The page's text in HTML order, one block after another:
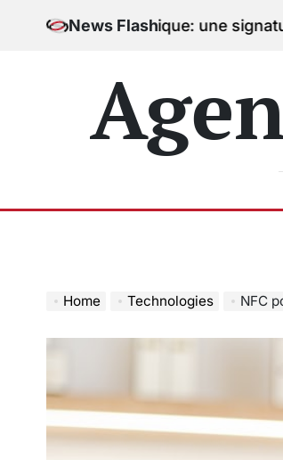
News Flash
la musique: une signature sonore
Home Technologies NFC